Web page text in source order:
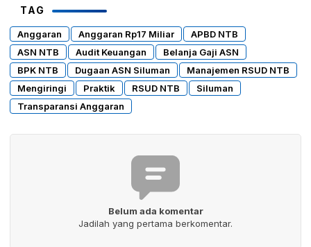
TAG
Anggaran Anggaran Rp17 Miliar
APBD NTB
ASN NTB
Audit Keuangan
Belanja Gaji ASN
BPK NTB
Dugaan ASN Siluman
Manajemen RSUD NTB
Mengiringi
Praktik RSUD NTB
Siluman
Transparansi Anggaran
Belum ada komentar
Jadilah yang pertama berkomentar.